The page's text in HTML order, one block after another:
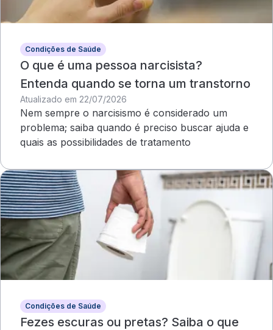
Condições de Saúde
O que é uma pessoa narcisista?
Entenda quando se torna um transtorno
Atualizado em 22/07/2026
Nem sempre o narcisismo é considerado um
problema; saiba quando é preciso buscar ajuda e
quais as possibilidades de tratamento
Condições de Saúde
Fezes escuras ou pretas? Saiba o que